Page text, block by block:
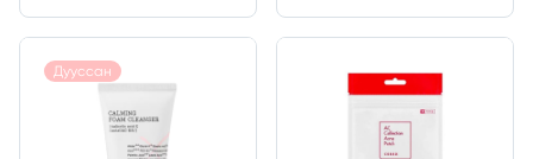
Дууссан